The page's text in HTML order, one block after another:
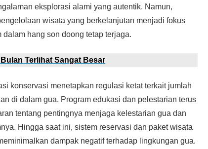
eksplorasi alami yang autentik. Namun,
wisata yang berkelanjutan menjadi fokus
hang son doong tetap terjaga.
Terlihat Sangat Besar
konservasi menetapkan regulasi ketat terkait jumlah
di dalam gua. Program edukasi dan pelestarian terus
tentang pentingnya menjaga kelestarian gua dan
Hingga saat ini, sistem reservasi dan paket wisata
dampak negatif terhadap lingkungan gua.